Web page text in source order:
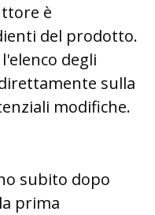
è
del prodotto.
degli
sulla
modifiche.
subito dopo
prima